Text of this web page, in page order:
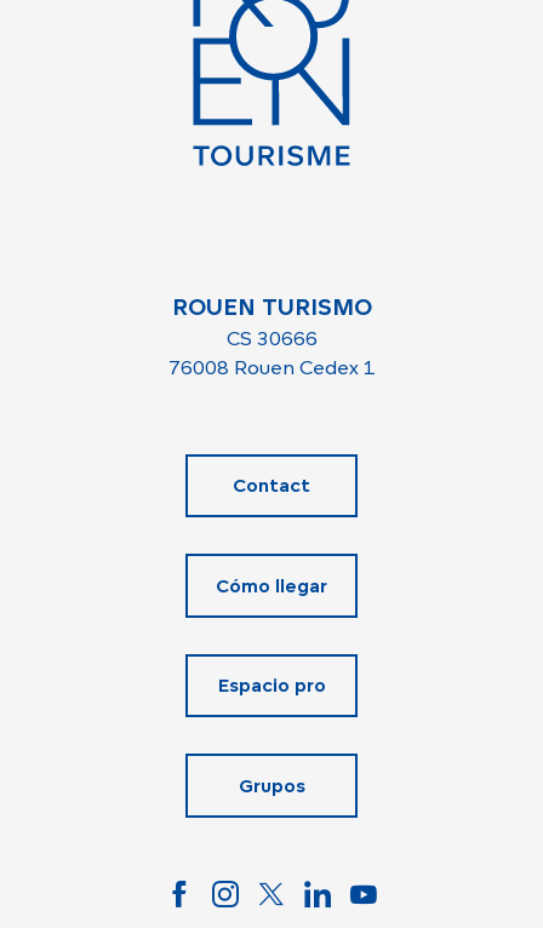
ROUEN TURISMO
CS 30666
76008 Rouen Cedex 1
Contact
Cómo llegar
Espacio pro
Grupos